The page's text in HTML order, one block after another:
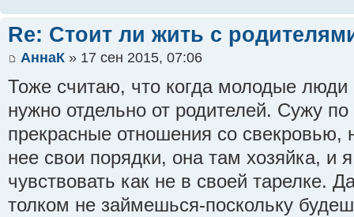
Re: Стоит ли жить с
АннаК » 17 сен 2015, 07:06
Тоже считаю, что когда молодые люди
нужно отдельно от родителей. Сужу
прекрасные отношения со свекровью,
нее свои порядки, она там хозяйка, и
чувствовать как не в своей тарелке.
толком не займешься-поскольку